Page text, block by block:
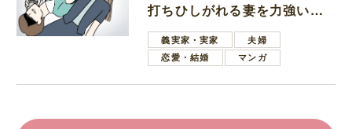
打ちひしがれる妻を力強い言
葉で励ます夫
義実家・実家
夫婦
恋愛・結婚
マンガ